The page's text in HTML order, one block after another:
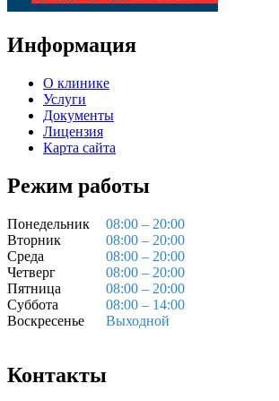
Информация
О клинике
Услуги
Документы
Лицензия
Карта сайта
Режим работы
Понедельник
Вторник
Среда
Четверг
Пятница
Суббота
Воскресенье
08:00 – 20:00
08:00 – 20:00
08:00 – 20:00
08:00 – 20:00
08:00 – 20:00
08:00 – 14:00
Выходной
Контакты